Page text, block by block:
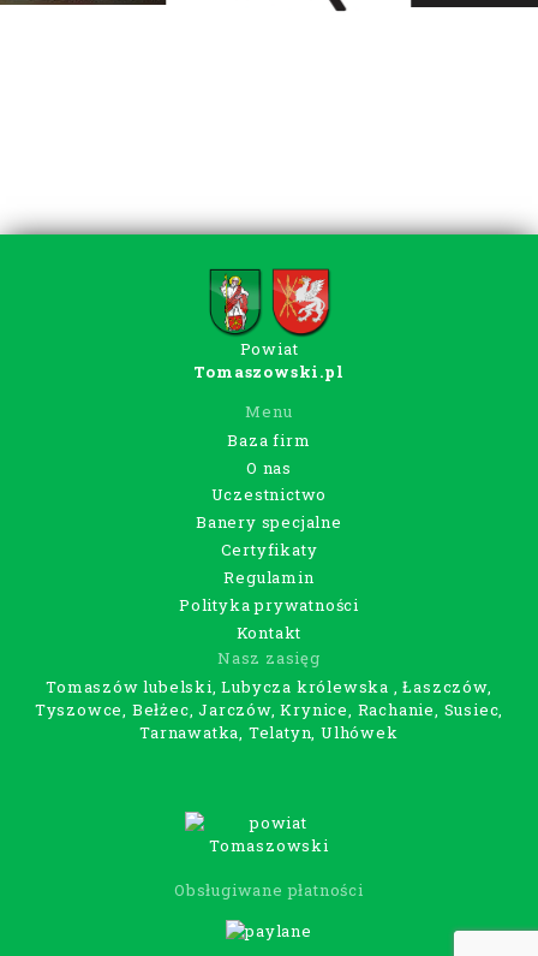
Powiat
Tomaszowski.pl
Menu
Baza firm
O nas
Uczestnictwo
Banery specjalne
Certyfikaty
Regulamin
Polityka prywatności
Kontakt
Nasz zasięg
Tomaszów lubelski, Lubycza królewska , Łaszczów,
Tyszowce, Bełżec, Jarczów, Krynice, Rachanie, Susiec,
Tarnawatka, Telatyn, Ulhówek
Obsługiwane płatności